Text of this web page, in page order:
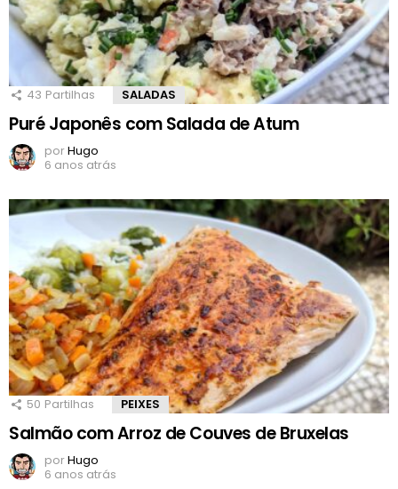
43 Partilhas SALADAS
Puré Japonês com Salada de Atum
porHugo
6 anos atrás
50 Partilhas PEIXES
Salmão com Arroz de Couves de Bruxelas
porHugo
6 anos atrás